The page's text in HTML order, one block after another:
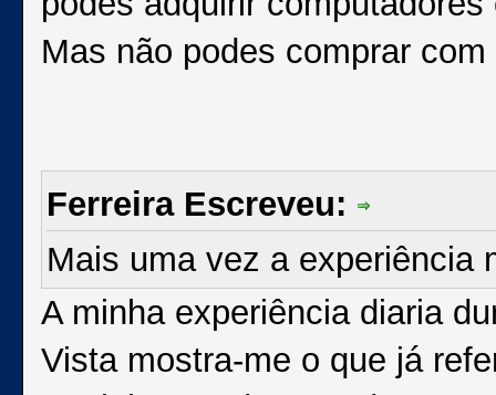
Mas não podes comprar
Ferreira Escreveu:
Mais uma vez a experiência
A minha experiência diaria
Vista mostra-me o que já